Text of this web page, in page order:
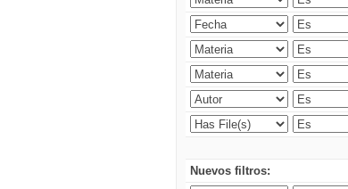
Nuevos filtros: